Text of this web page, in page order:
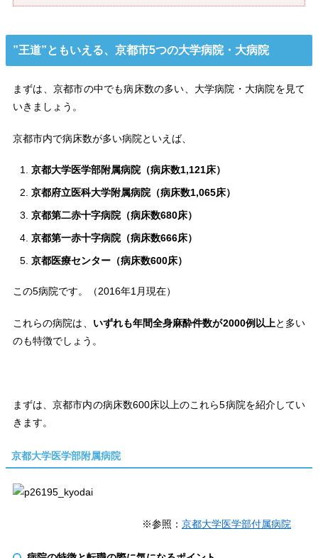
”王道”ともいえる、京都市5つの大学病院・大病院
まずは、京都市の中でも病床数の多い、大学病院・大病院を見て
いきましょう。
京都市内で病床数が多い病院といえば、
京都大学医学部附属病院（病床数1,121床）
京都府立医科大学附属病院（病床数1,065床）
京都第二赤十字病院（病床数680床）
京都第一赤十字病院（病床数666床）
京都医療センター（病床数600床）
この5病院です。（2016年1月現在）
これらの病院は、 いずれも年間全身麻酔件数が2000例以上と多い
のも特徴でしょう。
まずは、京都市内の病床数600床以上のこれら5病院を紹介してい
きます。
京都大学医学部附属病院
※参照： 京都大学医学部付属病院